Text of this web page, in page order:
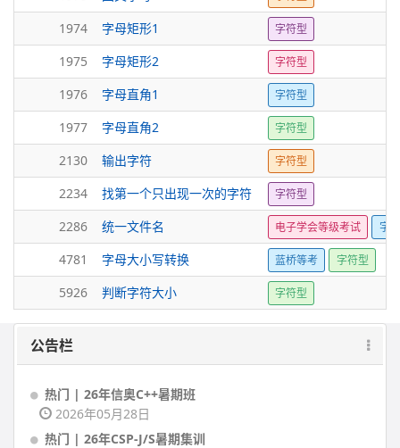
1974 字母矩形1 字符型
1975 字母矩形2 字符型
1976 字母直角1 字符型
1977 字母直角2 字符型
2130 输出字符 字符型
2234 找第一个只出现一次的字符 字符型
2286 统一文件名 电子学会等级考试 字
4781 字母大小写转换 蓝桥等考 字符型
5926 判断字符大小 字符型
公告栏
热门 | 26年信奥C++暑期班
2026年05月28日
热门 | 26年CSP-J/S暑期集训